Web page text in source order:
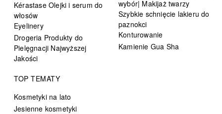
Kérastase Olejki i serum do
włosów
Eyelinery
Drogeria Produkty do
Pielęgnacji Najwyższej
Jakości
wybór| Makijaż twarzy
Szybkie schnięcie lakieru do
paznokci
Konturowanie
Kamienie Gua Sha
TOP TEMATY
Kosmetyki na lato
Jesienne kosmetyki